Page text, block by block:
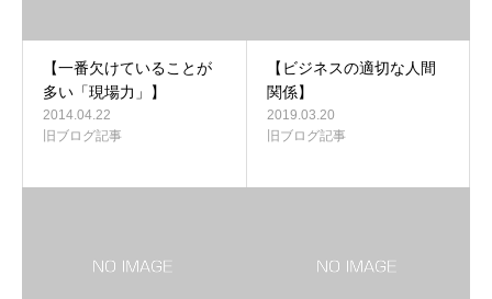
【一番欠けていることが
多い「現場力」】
2014.04.22
旧ブログ記事
【ビジネスの適切な人間
関係】
2019.03.20
旧ブログ記事